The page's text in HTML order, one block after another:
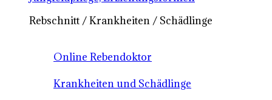
Rebschnitt / Krankheiten / Schädlinge
Online Rebendoktor
Krankheiten und Schädlinge